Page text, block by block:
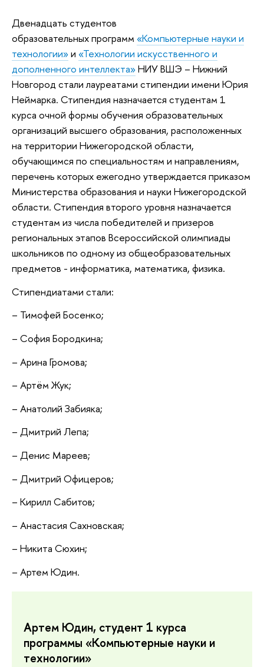
Двенадцать студентов
образовательных программ «Компьютерные науки и
технологии»и «Технологии искусственного и
дополненного интеллекта»НИУ ВШЭ – Нижний
Новгород стали лауреатами стипендии имени Юрия
Неймарка. Стипендия назначается студентам 1
курса очной формы обучения образовательных
организаций высшего образования, расположенных
на территории Нижегородской области,
обучающимся по специальностям и направлениям,
перечень которых ежегодно утверждается приказом
Министерства образования и науки Нижегородской
области. Стипендия второго уровня назначается
студентам из числа победителей и призеров
региональных этапов Всероссийской олимпиады
школьников по одному из общеобразовательных
предметов - информатика, математика, физика.
Стипендиатами стали:
– Тимофей Босенко;
– Cофия Бородкина;
– Арина Громова;
– Артëм Жук;
– Анатолий Забияка;
– Дмитрий Лепа;
– Денис Мареев;
– Дмитрий Офицеров;
– Кирилл Cабитов;
– Анастасия Cахновская;
– Никита Cюхин;
– Артем Юдин.
Артем Юдин, студент 1 курса
программы «Компьютерные науки и
технологии»